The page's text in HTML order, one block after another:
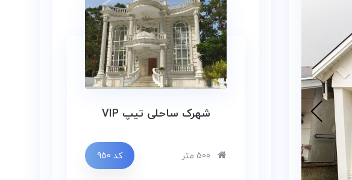
شهرک ساحلی تیپ VIP
500 متر کد 950